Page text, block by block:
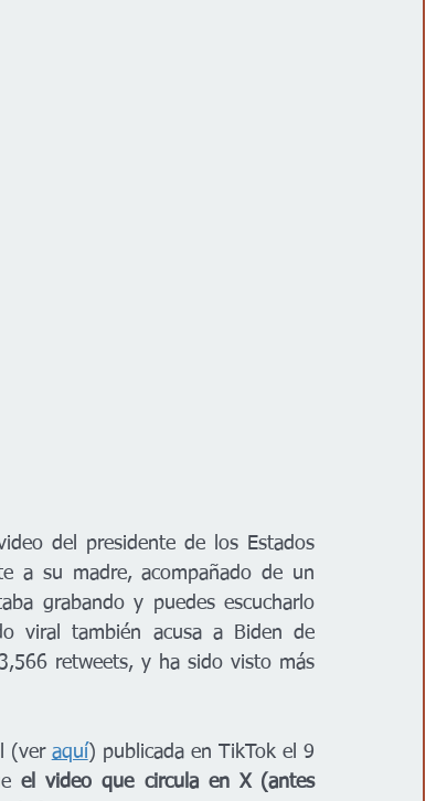
del presidente de los Estados
a su madre, acompañado de un
grabando y puedes escucharlo
viral también acusa a Biden de
retweets, y ha sido visto más
(ver aquí) publicada en TikTok el 9
el video que circula en X (antes